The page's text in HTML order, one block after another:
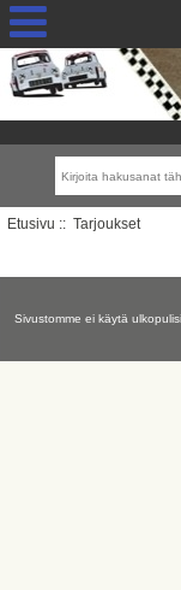
Etusivu :: Tarjoukset
Sivustomme ei käytä